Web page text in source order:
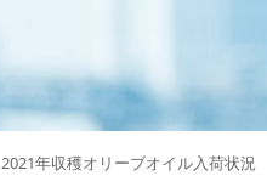
2021年収穫オリーブオイル入荷状況